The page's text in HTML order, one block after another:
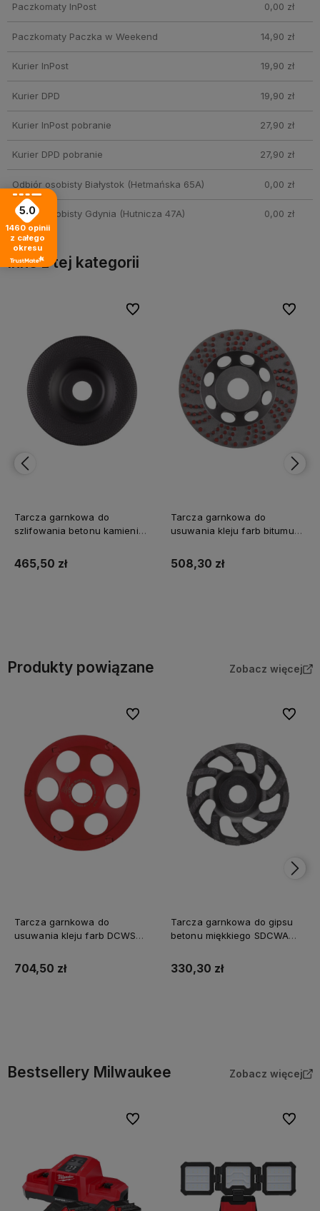
Paczkomaty InPost 0,00 zł
Paczkomaty Paczka w Weekend 14,90 zł
Kurier InPost 19,90 zł
Kurier DPD 19,90 zł
Kurier InPost pobranie 27,90 zł
Kurier DPD pobranie 27,90 zł
Odbiór osobisty Białystok (Hetmańska 65A) 0,00 zł
Odbiór osobisty Gdynia (Hutnicza 47A) 0,00 zł
Inne z tej kategorii
Tarcza garnkowa do
szlifowania betonu kamienia
Milwaukee
465,50 zł
Do ulubionych
Do ulubionych
Tarcza garnkowa do
usuwania kleju farb bitumu
508,30 zł
Do
Do
Produkty powiązane Zobacz więcej
Tarcza garnkowa do
usuwania kleju farb DCWS
704,50 zł
Do ulubionych
Tarcza garnkowa do gipsu
betonu miękkiego SDCWA
330,30 zł
Do
Bestsellery Milwaukee Zobacz więcej
Do ulubionych Do
5.0
1460 opinii
z całego
okresu